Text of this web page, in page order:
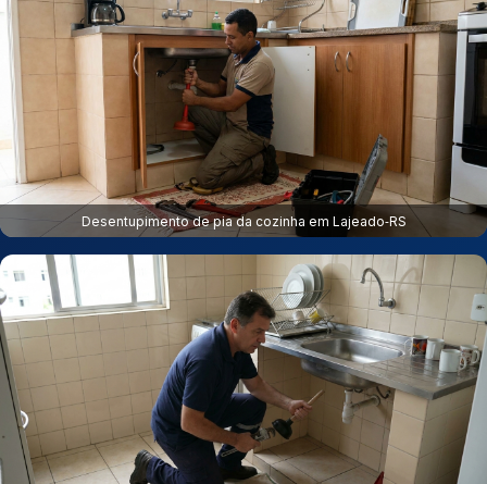
Desentupimento de pia da cozinha em Lajeado‑RS